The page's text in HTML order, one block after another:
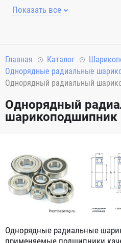
Показать все
Главная Каталог
Однорядные радиальные
Однорядный радиальный
Однорядный
шарикоподшипник
Однорядные радиальные
применяемые подшипники